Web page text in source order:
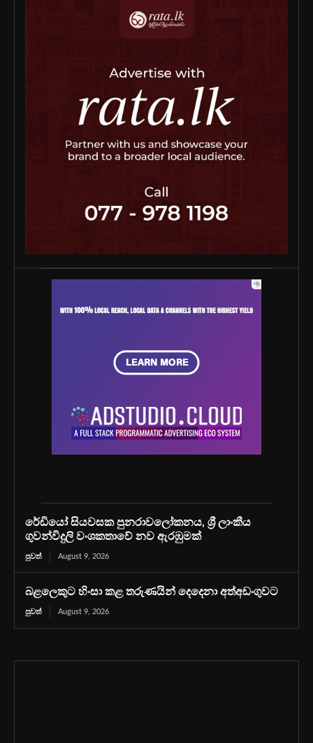
රේඩියෝ සියවසක පුනරාවලෝකනය, ශ්‍රී ලාංකීය
ගුවන්විදුලි වංශකතාවේ නව ඇරඹුමක්
පුවත් August 9, 2026
බළලෙකුට හිංසා කළ තරුණයින් දෙදෙනා අත්අඩංගුවට
පුවත් August 9, 2026